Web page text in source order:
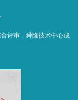
评审，舜隆技术中心成